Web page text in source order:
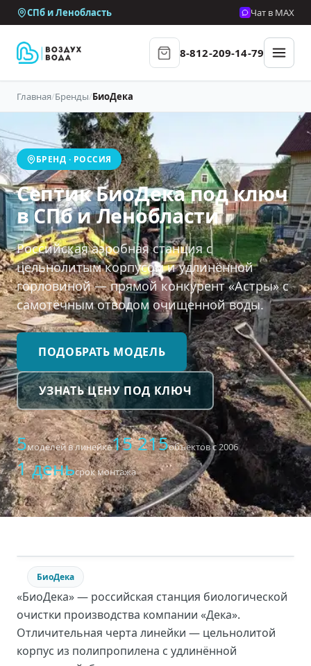
СПб и Ленобласть Чат в MAX
8-812-209-14-79
Главная/Бренды/БиоДека
БРЕНД · РОССИЯ
Септик БиоДека под ключ
в СПб и Ленобласти
Российская аэробная станция с
цельнолитым корпусом и удлинённой
горловиной — прямой конкурент «Астры» с
самотёчным отводом очищенной воды.
ПОДОБРАТЬ МОДЕЛЬ
УЗНАТЬ ЦЕНУ ПОД КЛЮЧ
5моделей в линейке15 215объектов с 2006
1 деньсрок монтажа
БиоДека
«БиоДека» — российская станция биологической
очистки производства компании «Дека».
Отличительная черта линейки — цельнолитой
корпус из полипропилена с удлинённой